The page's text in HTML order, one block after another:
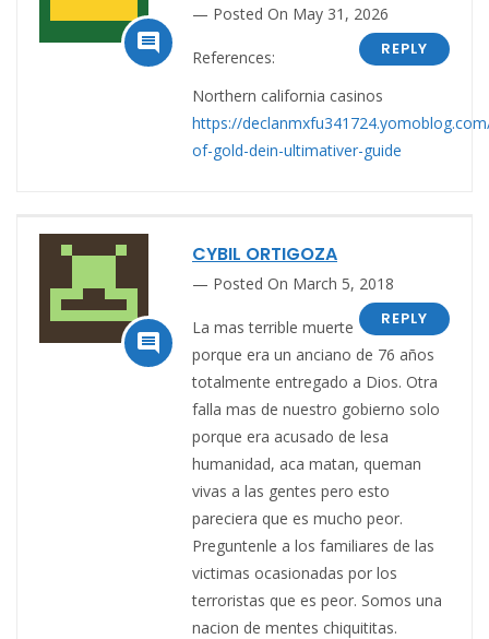

Posted On May 31, 2026
REPLY
References:
Northern california casinos
https://
of-gold-dein-ultimativer-guide

CYBIL ORTIGOZA
Posted On March 5, 2018
REPLY
La mas terrible muerte
porque era un anciano de 76 años
totalmente entregado a Dios. Otra
falla mas de nuestro gobierno solo
porque era acusado de lesa
humanidad, aca matan, queman
vivas a las gentes pero esto
pareciera que es mucho peor.
Preguntenle a los familiares de las
victimas ocasionadas por los
terroristas que es peor. Somos una
nacion de mentes chiquititas.